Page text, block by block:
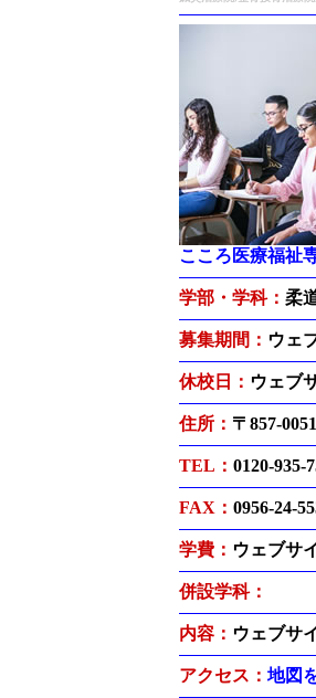
こころ医療福祉
学部・学科： 柔
募集期間： ウェ
休校日： ウェブ
住所： 〒857-
TEL： 0120-935-
FAX： 0956-24-
学費： ウェブサ
併設学科：
内容： ウェブサ
アクセス： 地図